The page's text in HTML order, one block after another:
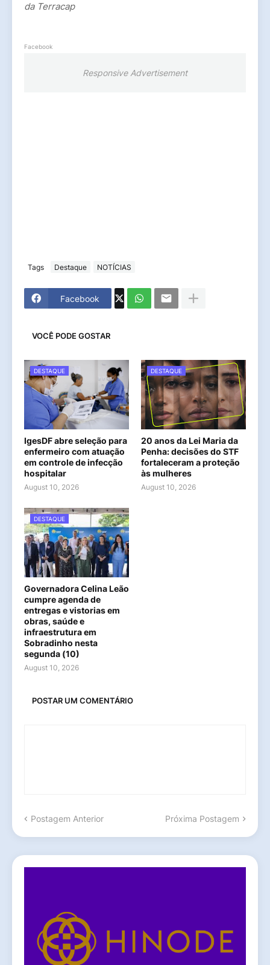
da Terracap
Facebook
Responsive Advertisement
Tags Destaque NOTÍCIAS
Facebook
VOCÊ PODE GOSTAR
DESTAQUE
IgesDF abre seleção para
enfermeiro com atuação
em controle de infecção
hospitalar
August 10, 2026
DESTAQUE
20 anos da Lei Maria da
Penha: decisões do STF
fortaleceram a proteção
às mulheres
August 10, 2026
DESTAQUE
Governadora Celina Leão
cumpre agenda de
entregas e vistorias em
obras, saúde e
infraestrutura em
Sobradinho nesta
segunda (10)
August 10, 2026
POSTAR UM COMENTÁRIO
Postagem Anterior Próxima Postagem